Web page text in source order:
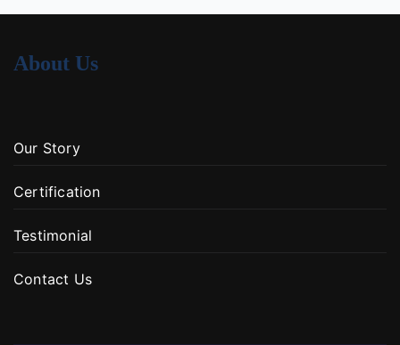
About Us
Our Story
Certification
Testimonial
Contact Us